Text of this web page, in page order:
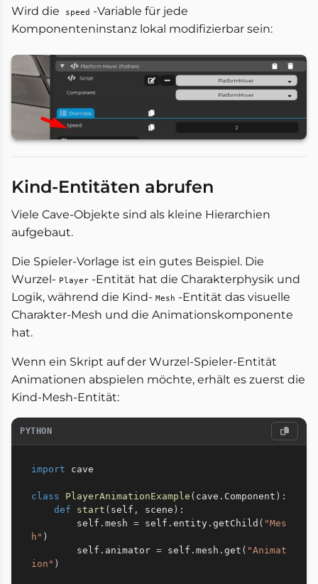
Wird die speed -Variable für jede
Komponenteninstanz lokal modifizierbar sein:
Kind-Entitäten abrufen
Viele Cave-Objekte sind als kleine Hierarchien
aufgebaut.
Die Spieler-Vorlage ist ein gutes Beispiel. Die
Wurzel- Player -Entität hat die Charakterphysik und
Logik, während die Kind- Mesh -Entität das visuelle
Charakter-Mesh und die Animationskomponente
hat.
Wenn ein Skript auf der Wurzel-Spieler-Entität
Animationen abspielen möchte, erhält es zuerst die
Kind-Mesh-Entität:
PYTHON
import cave
class PlayerAnimationExample ( cave . Component ) :
def
start ( self , scene ) :
        self
. mesh = self . entity . getChild ( "Mes
h" )
        self
. animator = self . mesh . get ( "Animat
ion" )